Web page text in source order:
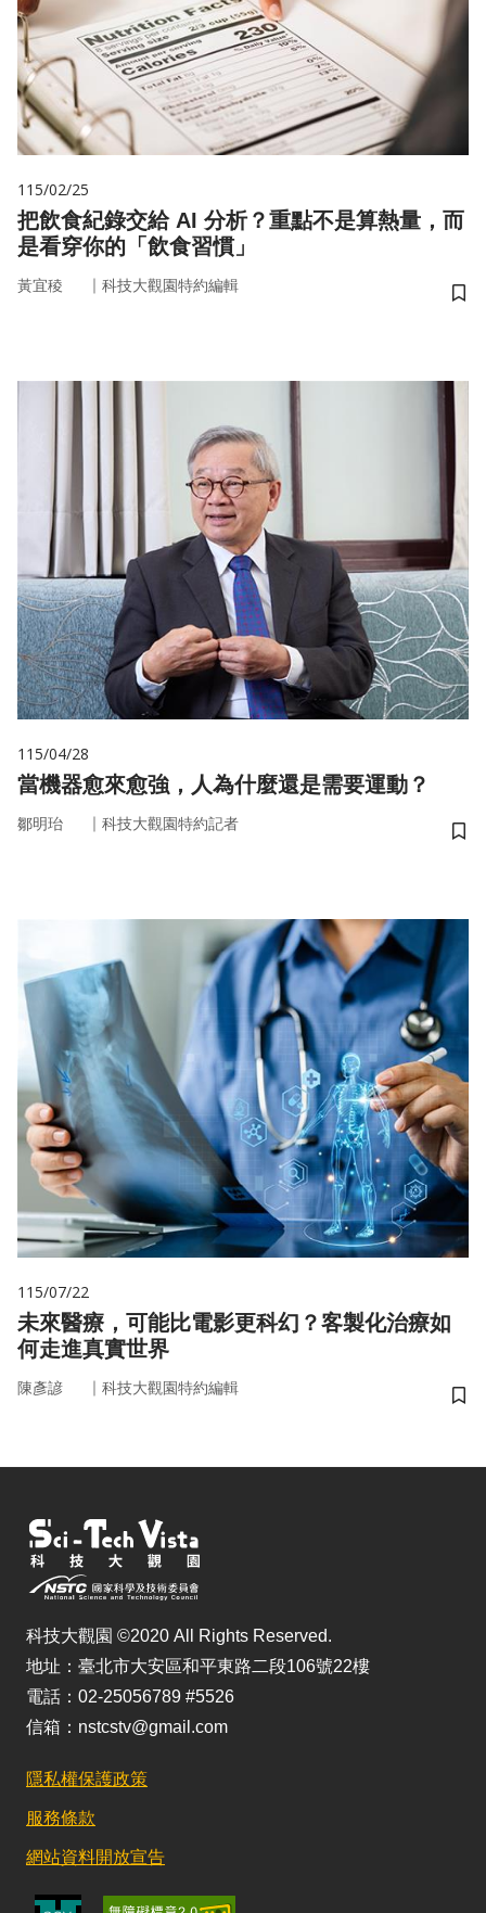
115/02/25
把飲食紀錄交給 AI 分析？重點不是算熱量，而
是看穿你的「飲食習慣」
黃宜稜 ｜ 科技大觀園特約編輯
儲
115/04/28
當機器愈來愈強，人為什麼還是需要運動？
鄒明珆 ｜ 科技大觀園特約記者
儲
115/07/22
未來醫療，可能比電影更科幻？客製化治療如
何走進真實世界
陳彥諺 ｜ 科技大觀園特約編輯
儲
科技大觀園 ©2020 All Rights Reserved.
地址：臺北市大安區和平東路二段106號22樓
電話：02-25056789 #5526
信箱：nstcstv@gmail.com
隱私權保護政策
服務條款
網站資料開放宣告